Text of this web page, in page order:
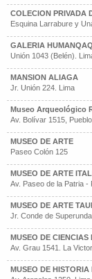
COLECION PRIVADA
Esquina Larrabure y
GALERIA
Unión 1043 (Belén).
MANSION ALIAGA
Jr. Unión 224. Lima
Museo Arqueológico
Av. Bolívar 1515,
MUSEO DE ARTE
Paseo Colón 125
MUSEO DE ARTE
Av. Paseo de la Patria -
MUSEO DE ARTE
Jr. Conde de
MUSEO DE
Av. Grau 1541. La
MUSEO DE HISTORIA